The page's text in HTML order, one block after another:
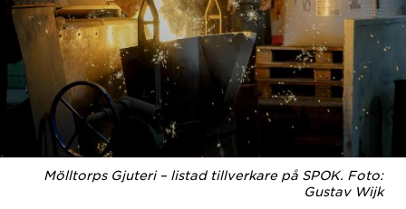
Mölltorps Gjuteri – listad tillverkare på SPOK. Foto:
Gustav Wijk